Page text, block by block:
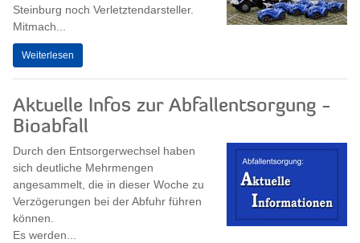
Steinburg noch Verletztendarsteller.
Mitmach...
Weiterlesen
Aktuelle Infos zur Abfallentsorgung -
Bioabfall
Durch den Entsorgerwechsel haben
sich deutliche Mehrmengen
angesammelt, die in dieser Woche zu
Verzögerungen bei der Abfuhr führen
können.
Es werden...